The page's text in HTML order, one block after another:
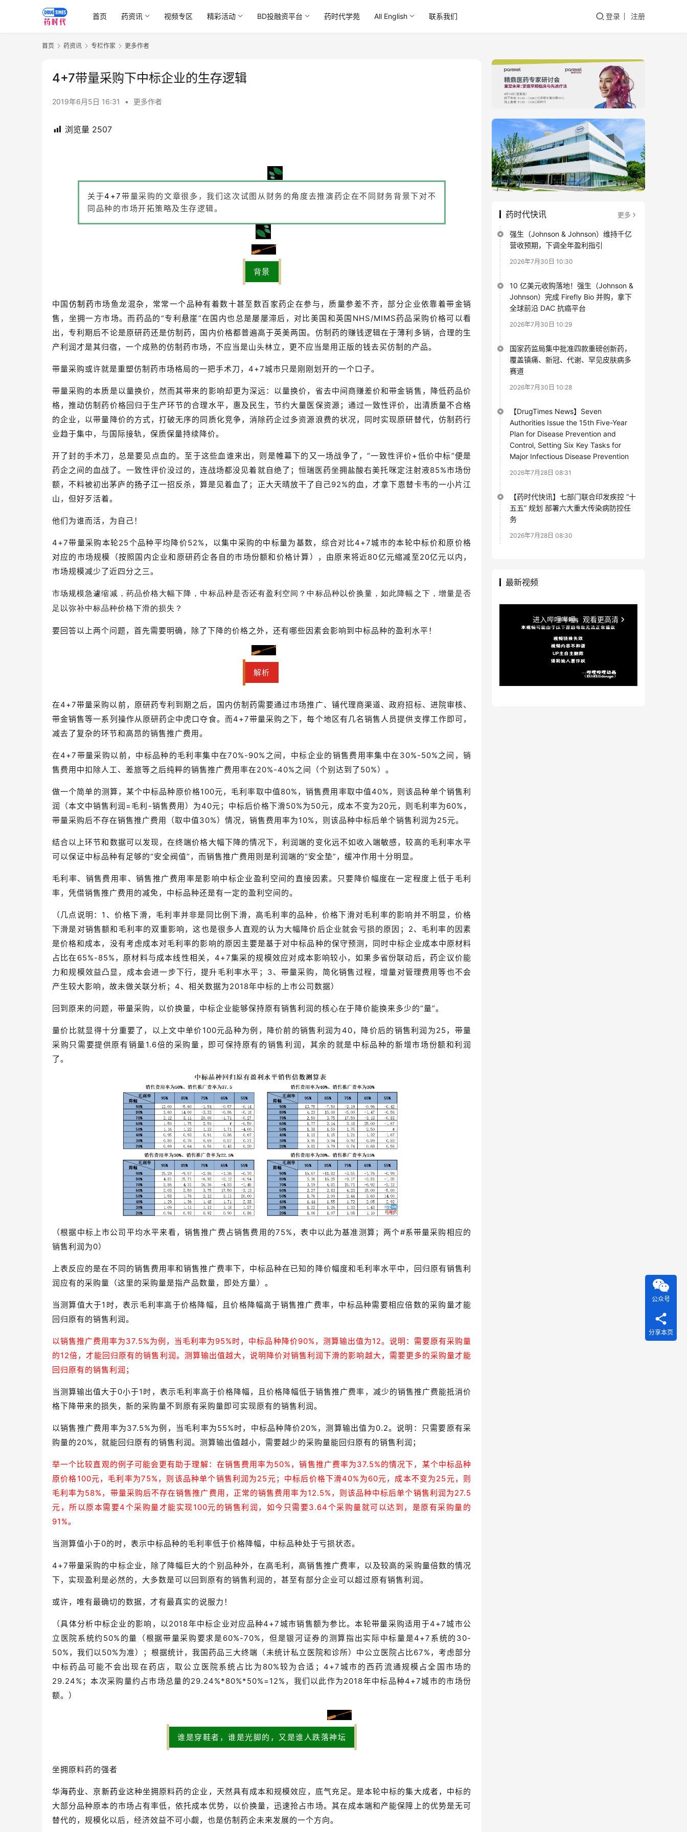
首页 药资讯 视频专区 精彩活动 BD投融资平台 药时代学苑 All English 联系我们 登录 注册
首页 药资讯 专栏作家 更多作者
4+7带量采购下中标企业的生存逻辑
2019年6月5日 16:31 • 更多作者
浏览量 2507
关于4+7带量采购的文章很多，我们这次试图从财务的角度去推演药企在不同财务背景下对不
同品种的市场开拓策略及生存逻辑。
背景
中国仿制药市场鱼龙混杂，常常一个品种有着数十甚至数百家药企在参与，质量参差不齐，部分企业依靠着带金销
售，坐拥一方市场。而药品的“专利悬崖”在国内也总是屡屡滞后，对比美国和英国NHS/MIMS药品采购价格可以看
出，专利期后不论是原研药还是仿制药，国内价格都普遍高于英美两国。仿制药的赚钱逻辑在于薄利多销，合理的生
产利润才是其归宿，一个成熟的仿制药市场，不应当是山头林立，更不应当是用正版的钱去买仿制的产品。
带量采购或许就是重塑仿制药市场格局的一把手术刀，4+7城市只是刚刚划开的一个口子。
带量采购的本质是以量换价，然而其带来的影响却更为深远：以量换价，省去中间商赚差价和带金销售，降低药品价
格，推动仿制药价格回归于生产环节的合理水平，惠及民生，节约大量医保资源；通过一致性评价，出清质量不合格
的企业，以带量降价的方式，打破无序的同质化竞争，消除药企过多资源浪费的状况，同时实现原研替代，仿制药行
业趋于集中，与国际接轨，保质保量持续降价。
开了封的手术刀，总是要见点血的。至于这些血谁来出，则是帷幕下的又一场战争了，“一致性评价+低价中标”便是
药企之间的血战了。一致性评价没过的，连战场都没见着就自绝了；恒瑞医药坐拥盐酸右美托咪定注射液85%市场份
额，不料被初出茅庐的扬子江一招反杀，算是见着血了；正大天晴放干了自己92%的血，才拿下恩替卡韦的一小片江
山，但好歹活着。
他们为谁而活，为自己！
4+7带量采购本轮25个品种平均降价52%，以集中采购的中标量为基数，综合对比4+7城市的本轮中标价和原价格
对应的市场规模（按照国内企业和原研药企各自的市场份额和价格计算），由原来将近80亿元缩减至20亿元以内，
市场规模减少了近四分之三。
市场规模急遽缩减，药品价格大幅下降，中标品种是否还有盈利空间？中标品种以价换量，如此降幅之下，增量是否
足以弥补中标品种价格下滑的损失？
要回答以上两个问题，首先需要明确，除了下降的价格之外，还有哪些因素会影响到中标品种的盈利水平！
解析
在4+7带量采购以前，原研药专利到期之后，国内仿制药需要通过市场推广、铺代理商渠道、政府招标、进院审核、
带金销售等一系列操作从原研药企中虎口夺食。而4+7带量采购之下，每个地区有几名销售人员提供支撑工作即可，
减去了复杂的环节和高昂的销售推广费用。
在4+7带量采购以前，中标品种的毛利率集中在70%-90%之间，中标企业的销售费用率集中在30%-50%之间，销
售费用中扣除人工、差旅等之后纯粹的销售推广费用率在20%-40%之间（个别达到了50%）。
做一个简单的测算，某个中标品种原价格100元，毛利率取中值80%，销售费用率取中值40%，则该品种单个销售利
润（本文中销售利润=毛利-销售费用）为40元；中标后价格下滑50%为50元，成本不变为20元，则毛利率为60%，
带量采购后不存在销售推广费用（取中值30%）情况，销售费用率为10%，则该品种中标后单个销售利润为25元。
结合以上环节和数据可以发现，在终端价格大幅下降的情况下，利润端的变化远不如收入端敏感，较高的毛利率水平
可以保证中标品种有足够的“安全阀值”，而销售推广费用则是利润端的“安全垫”，缓冲作用十分明显。
毛利率、销售费用率、销售推广费用率是影响中标企业盈利空间的直接因素。只要降价幅度在一定程度上低于毛利
率，凭借销售推广费用的减免，中标品种还是有一定的盈利空间的。
（几点说明：1、价格下滑，毛利率并非是同比例下滑，高毛利率的品种，价格下滑对毛利率的影响并不明显，价格
下滑是对销售额和毛利率的双重影响，这也是很多人直观的认为大幅降价后企业就会亏损的原因；2、毛利率的因素
是价格和成本，没有考虑成本对毛利率的影响的原因主要是基于对中标品种的保守预测，同时中标企业成本中原材料
占比在65%-85%，原材料与成本线性相关，4+7集采的规模效应对成本影响较小，如果多省份联动后，药企议价能
力和规模效益凸显，成本会进一步下行，提升毛利率水平；3、带量采购，简化销售过程，增量对管理费用等也不会
产生较大影响，故未做关联分析；4、相关数据为2018年中标的上市公司数据）
回到原来的问题，带量采购，以价换量，中标企业能够保持原有销售利润的核心在于降价能换来多少的“量”。
量价比就显得十分重要了，以上文中单价100元品种为例，降价前的销售利润为40，降价后的销售利润为25，带量
采购只需要提供原有销量1.6倍的采购量，即可保持原有的销售利润，其余的就是中标品种的新增市场份额和利润
了。
（根据中标上市公司平均水平来看，销售推广费占销售费用的75%，表中以此为基准测算；两个#系带量采购相应的
销售利润为0）
上表反应的是在不同的销售费用率和销售推广费率下，中标品种在已知的降价幅度和毛利率水平中，回归原有销售利
润应有的采购量（这里的采购量是指产品数量，即处方量）。
当测算值大于1时，表示毛利率高于价格降幅，且价格降幅高于销售推广费率，中标品种需要相应倍数的采购量才能
回归原有的销售利润。
以销售推广费用率为37.5%为例，当毛利率为95%时，中标品种降价90%，测算输出值为12。说明：需要原有采购量
的12倍，才能回归原有的销售利润。测算输出值越大，说明降价对销售利润下滑的影响越大，需要更多的采购量才能
回归原有的销售利润；
当测算输出值大于0小于1时，表示毛利率高于价格降幅，且价格降幅低于销售推广费率，减少的销售推广费能抵消价
格下降带来的损失，新的采购量不到原有采购量即可实现原有的销售利润。
以销售推广费用率为37.5%为例，当毛利率为55%时，中标品种降价20%，测算输出值为0.2。说明：只需要原有采
购量的20%，就能回归原有的销售利润。测算输出值越小，需要越少的采购量能回归原有的销售利润；
举一个比较直观的例子可能会更有助于理解：在销售费用率为50%，销售推广费率为37.5%的情况下，某个中标品种
原价格100元，毛利率为75%，则该品种单个销售利润为25元；中标后价格下滑40%为60元，成本不变为25元，则
毛利率为58%，带量采购后不存在销售推广费用，正常的销售费用率为12.5%，则该品种中标后单个销售利润为27.5
元，所以原本需要4个采购量才能实现100元的销售利润，如今只需要3.64个采购量就可以达到，是原有采购量的
91%。
当测算值小于0的时，表示中标品种的毛利率低于价格降幅，中标品种处于亏损状态。
4+7带量采购的中标企业，除了降幅巨大的个别品种外，在高毛利，高销售推广费率，以及较高的采购量倍数的情况
下，实现盈利是必然的，大多数是可以回到原有的销售利润的，甚至有部分企业可以超过原有销售利润。
或许，唯有最确切的数据，才有最真实的说服力！
（具体分析中标企业的影响，以2018年中标企业对应品种4+7城市销售额为参比。本轮带量采购适用于4+7城市公
立医院系统约50%的量（根据带量采购要求是60%-70%，但是银河证券的测算指出实际中标量是4+7系统的30-
50%，我们以50%为准）；根据统计，我国药品三大终端（未统计私立医院和诊所）中公立医院占比67%，考虑部分
中标药品可能不会出现在药店，取公立医院系统占比为80%较为合适；4+7城市的西药流通规模占全国市场的
29.24%；本次采购量约占市场总量的29.24%*80%*50%=12%，我们以此作为2018年中标品种4+7城市的市场份
额。）
谁是穿鞋者，谁是光脚的，又是谁人跌落神坛
坐拥原料药的强者
华海药业、 京新药业这种坐拥原料药的企业，天然具有成本和规模效应，底气充足。是本轮中标的集大成者，中标的
大部分品种原本的市场占有率低，依托成本优势，以价换量，迅速抢占市场。其在成本端和产能保障上的优势是无可
替代的，规模化以后，经济效益不可小觑，也是仿制药企未来发展的一个方向。
药时代快讯 更多
强生（Johnson & Johnson）维持千亿
营收预期，下调全年盈利指引
2026年7月30日 10:30
10 亿美元收购落地！强生（Johnson &
Johnson）完成 Firefly Bio 并购，拿下
全球前沿 DAC 抗癌平台
2026年7月30日 10:29
国家药监局集中批准四款重磅创新药，
覆盖镇痛、新冠、代谢、罕见皮肤病多
赛道
2026年7月30日 10:28
【DrugTimes News】Seven
Authorities Issue the 15th Five-Year
Plan for Disease Prevention and
Control, Setting Six Key Tasks for
Major Infectious Disease Prevention
2026年7月28日 08:31
【药时代快讯】七部门联合印发疾控 “十
五五” 规划 部署六大重大传染病防控任
务
2026年7月28日 08:30
最新视频
公众号
分享本页